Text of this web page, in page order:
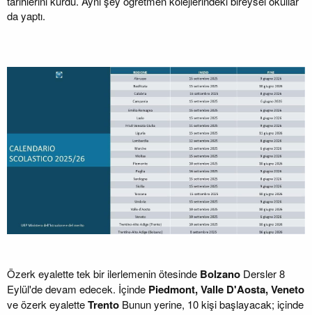
da yaptı.
Özerk eyalette tek bir ilerlemenin ötesinde Bolzano Dersler 8
Eylül'de devam edecek. İçinde Piedmont, Valle D'Aosta, Veneto
ve özerk eyaletteTrento Bunun yerine, 10 kişi başlayacak; içinde